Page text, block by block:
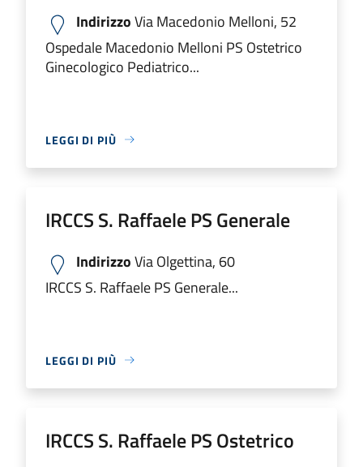
IndirizzoVia Macedonio Melloni, 52
Ospedale Macedonio Melloni PS Ostetrico
Ginecologico Pediatrico...
LEGGI DI PIÙ
IRCCS S. Raffaele PS Generale
IndirizzoVia Olgettina, 60
IRCCS S. Raffaele PS Generale...
LEGGI DI PIÙ
IRCCS S. Raffaele PS Ostetrico